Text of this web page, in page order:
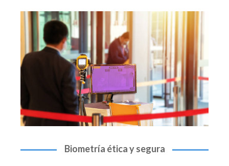
Biometría ética y segura